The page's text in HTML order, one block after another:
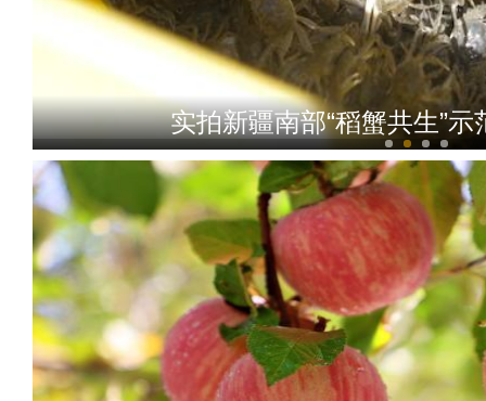
《上海古丽》男主米热：上